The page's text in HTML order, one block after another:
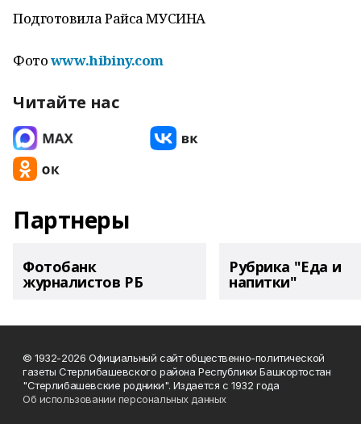
Подготовила Райса МУСИНА
Фотоwww.hibiny.com
Читайте нас
Партнеры
Фотобанк
журналистов РБ
Рубрика "Еда и
напитки"
© 1932-2026 Официальный сайт общественно-политической
газеты Стерлибашевского района Республики Башкортостан
"Стерлибашевские родники". Издается с 1932 года
Об использовании персональных данных